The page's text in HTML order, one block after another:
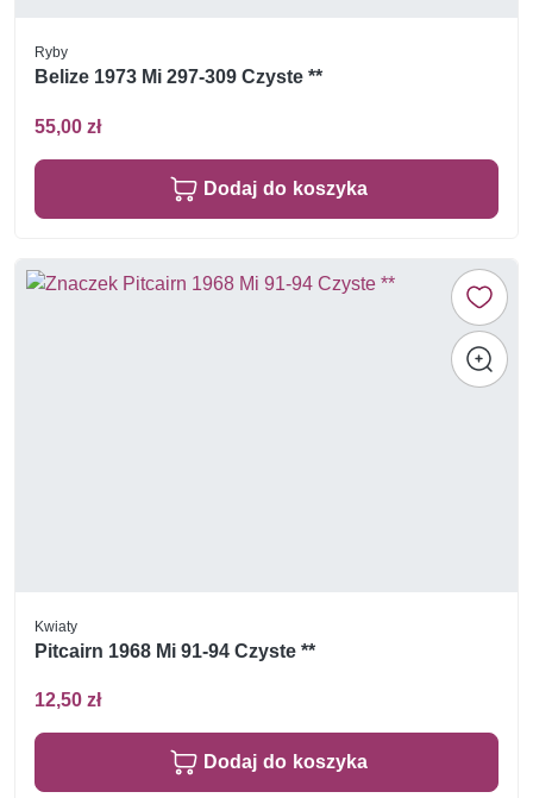
Ryby
Belize 1973 Mi 297-309 Czyste **
55,00 zł
Dodaj do koszyka
Kwiaty
Pitcairn 1968 Mi 91-94 Czyste **
12,50 zł
Dodaj do koszyka